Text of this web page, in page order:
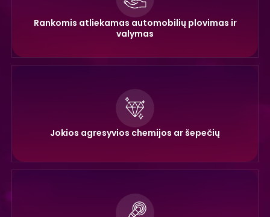
Rankomis atliekamas automobilių plovimas ir
valymas
Jokios agresyvios chemijos ar šepečių